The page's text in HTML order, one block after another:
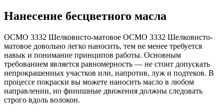
Нанесение бесцветного масла
ОСМО 3332 Шелковисто-матовое ОСМО 3332 Шелковисто-
матовое довольно легко наносить, тем не менее требуется
навык и понимание принципов работы. Основным
требованием является равномерность — не стоит допускать
непрокрашенных участков или, напротив, луж и подтеков. В
процессе покраски вы можете наносить масло в любом
направлении, но финишные движения должны следовать
строго вдоль волокон.